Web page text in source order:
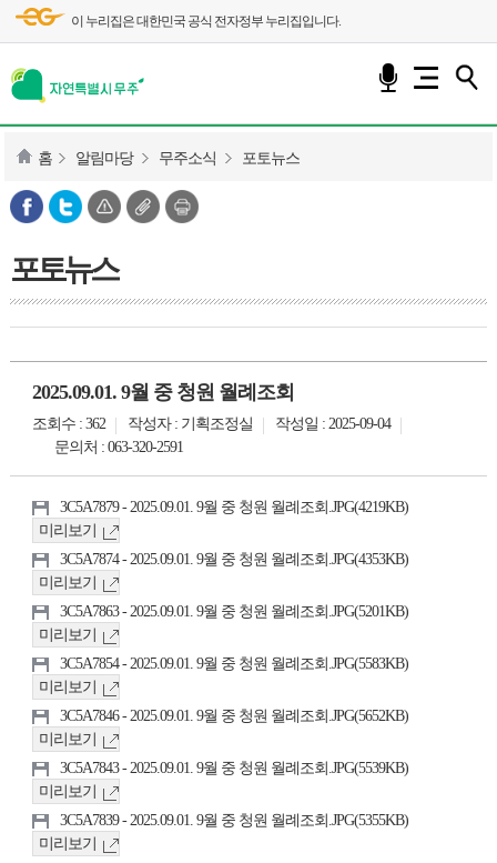
이 누리집은 대한민국 공식 전자정부 누리집입니다.
홈 알림마당 무주소식 포토뉴스
포토뉴스
2025.09.01. 9월 중 청원 월례조회
조회수 : 362 작성자 : 기획조정실
작성일 : 2025-09-04
문의처 : 063-320-2591
3C5A7879 - 2025.09.01. 9월 중 청원 월례조회.JPG(4219KB)
미리보기
3C5A7874 - 2025.09.01. 9월 중 청원 월례조회.JPG(4353KB)
미리보기
3C5A7863 - 2025.09.01. 9월 중 청원 월례조회.JPG(5201KB)
미리보기
3C5A7854 - 2025.09.01. 9월 중 청원 월례조회.JPG(5583KB)
미리보기
3C5A7846 - 2025.09.01. 9월 중 청원 월례조회.JPG(5652KB)
미리보기
3C5A7843 - 2025.09.01. 9월 중 청원 월례조회.JPG(5539KB)
미리보기
3C5A7839 - 2025.09.01. 9월 중 청원 월례조회.JPG(5355KB)
미리보기